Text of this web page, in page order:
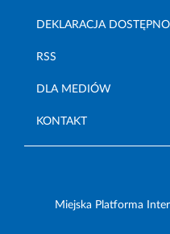
DEKLARACJA
RSS
DLA MEDIÓW
KONTAKT
Miejska Platforma